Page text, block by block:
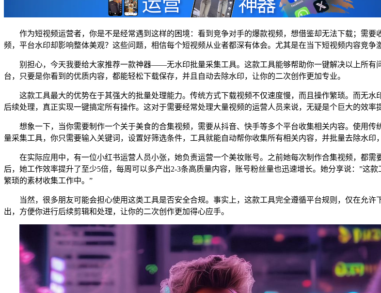
作为短视频运营者，你是不是经常遇到这样的困境：看到竞争对手的爆款视频，想借鉴却无法下载；需
频，平台水印却影响整体美观？这些问题，相信每个短视频从业者都深有体会。尤其是在当下短视频内容竞争
别担心，今天我要给大家推荐一款神器——无水印批量采集工具。这款工具能够帮助你一键解决以上所
台，只要是你看到的优质内容，都能轻松下载保存，并且自动去除水印，让你的二次创作更加专业。
这款工具最大的优势在于其强大的批量处理能力。传统方式下载视频不仅速度慢，而且操作繁琐。而无
后续处理，真正实现一键搞定所有操作。这对于需要经常处理大量视频的运营人员来说，无疑是个巨大的效率
想象一下，当你需要制作一个关于美食的合集视频，需要从抖音、快手等多个平台收集相关内容。使用
量采集工具，你只需要输入关键词，设置好筛选条件，工具就能自动帮你收集所有相关内容，并批量去除水印
在实际应用中，有一位小红书运营人员小张，她负责运营一个美妆账号。之前她每次制作合集视频，都
后，她工作效率提升了至少5倍，每周可以多产出2-3条高质量内容，账号粉丝量也迅速增长。她分享说：”这
繁琐的素材收集工作中。”
当然，很多朋友可能会担心使用这类工具是否安全合规。事实上，这款工具完全遵循平台规则，仅在允
出，方便你进行后续剪辑和处理，让你的二次创作更加得心应手。